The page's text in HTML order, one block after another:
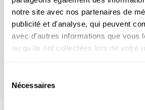
notre site avec nos partenaires de
publicité et d'analyse, qui peuvent
avec d'autres informations que vous
ou qu'ils ont collectées lors de votre
Nécessaires